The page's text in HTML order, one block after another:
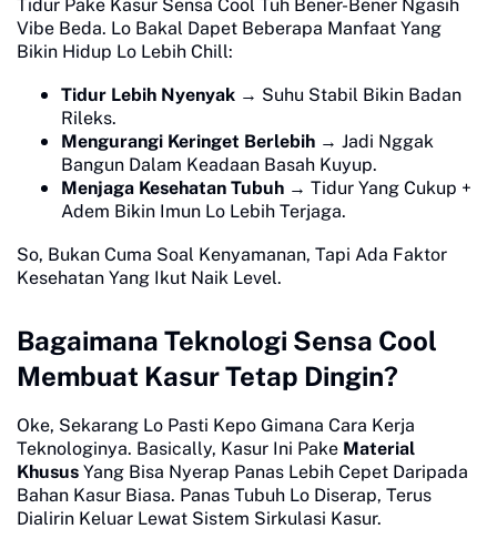
Tidur Pake Kasur Sensa Cool Tuh Bener-Bener Ngasih
Vibe Beda. Lo Bakal Dapet Beberapa Manfaat Yang
Bikin Hidup Lo Lebih Chill:
Tidur Lebih Nyenyak → Suhu Stabil Bikin Badan
Rileks.
Mengurangi Keringet Berlebih → Jadi Nggak
Bangun Dalam Keadaan Basah Kuyup.
Menjaga Kesehatan Tubuh → Tidur Yang Cukup +
Adem Bikin Imun Lo Lebih Terjaga.
So, Bukan Cuma Soal Kenyamanan, Tapi Ada Faktor
Kesehatan Yang Ikut Naik Level.
Bagaimana Teknologi Sensa Cool
Membuat Kasur Tetap Dingin?
Oke, Sekarang Lo Pasti Kepo Gimana Cara Kerja
Teknologinya. Basically, Kasur Ini Pake Material
Khusus Yang Bisa Nyerap Panas Lebih Cepet Daripada
Bahan Kasur Biasa. Panas Tubuh Lo Diserap, Terus
Dialirin Keluar Lewat Sistem Sirkulasi Kasur.